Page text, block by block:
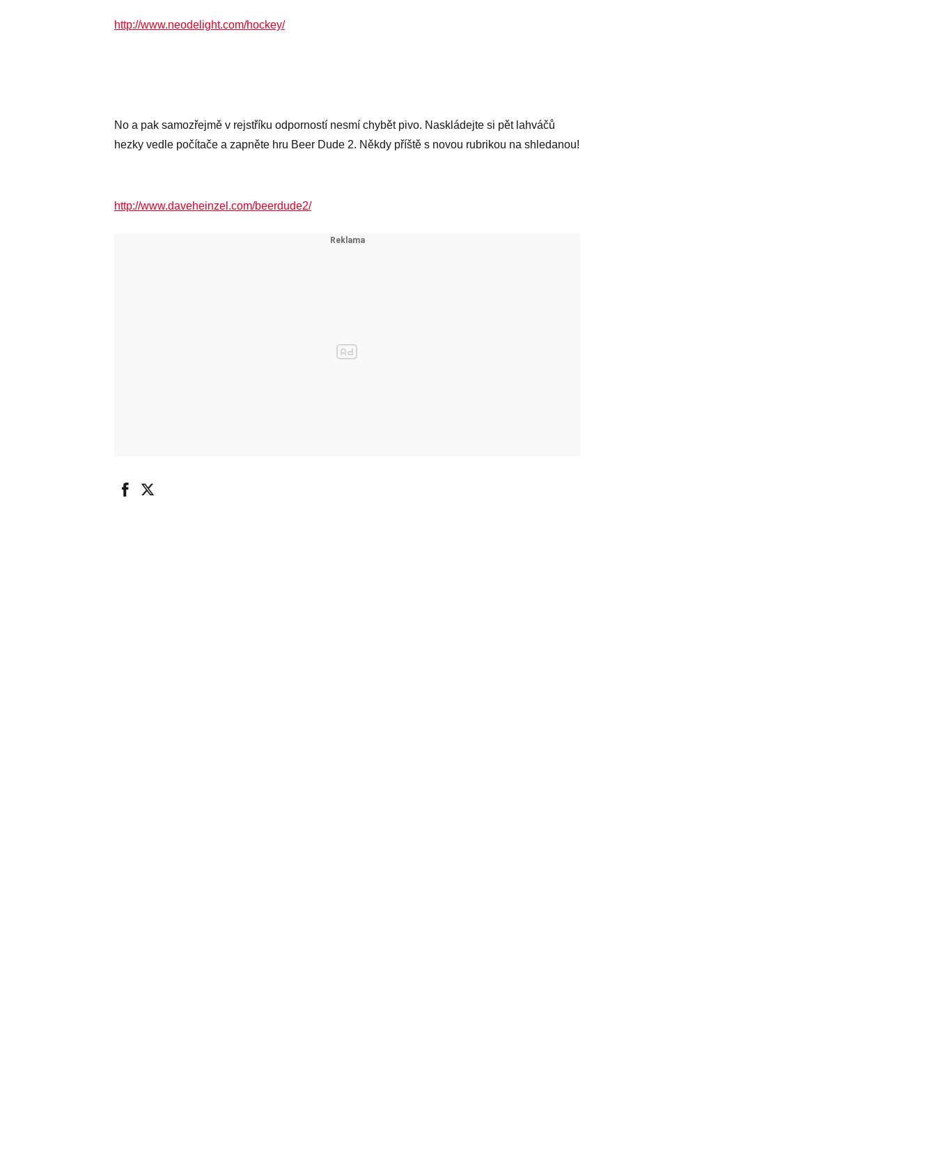
http://www.neodelight.com/hockey/
No a pak samozřejmě v rejstříku odporností nesmí chybět pivo. Naskládejte si pět lahváčů
hezky vedle počítače a zapněte hru Beer Dude 2. Někdy příště s novou rubrikou na shledanou!
http://www.daveheinzel.com/beerdude2/